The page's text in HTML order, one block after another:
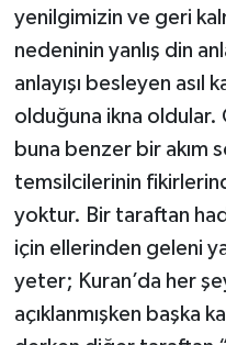
yenilgimizin ve geri
nedeninin yanlış din
anlayışı besleyen asıl
olduğuna ikna oldular.
buna benzer bir akım
temsilcilerinin
yoktur. Bir taraftan
için ellerinden geleni
yeter; Kuran’da her
açıklanmışken başka